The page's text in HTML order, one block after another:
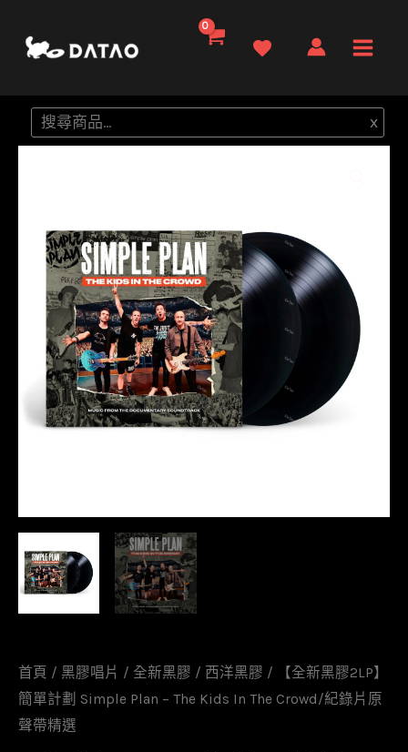
要
Menu
搜
尋
x
首頁 / 黑膠唱片 / 全新黑膠 / 西洋黑膠 / 【全新黑膠2LP】
簡單計劃 Simple Plan – The Kids In The Crowd/紀錄片原
聲帶精選